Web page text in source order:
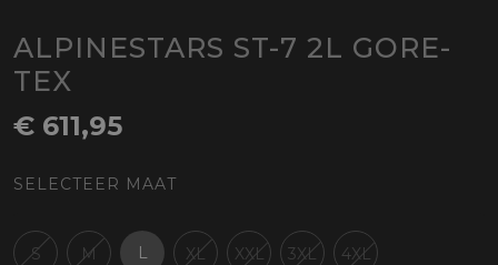
ALPINESTARS ST-7 2L GORE-
TEX
€ 611,95
SELECTEER MAAT
S M L XL XXL 3XL 4XL